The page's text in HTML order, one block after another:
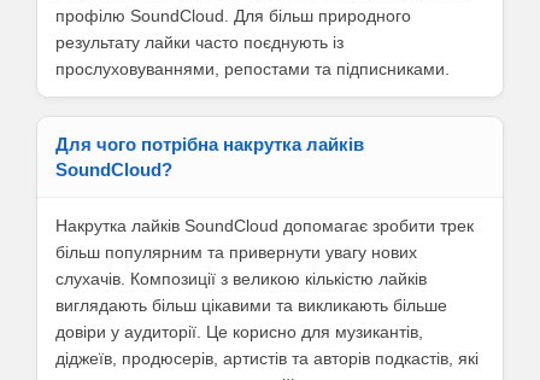
профілю SoundCloud. Для більш природного
результату лайки часто поєднують із
прослуховуваннями, репостами та підписниками.
Для чого потрібна накрутка лайків
SoundCloud?
Накрутка лайків SoundCloud допомагає зробити трек
більш популярним та привернути увагу нових
слухачів. Композиції з великою кількістю лайків
виглядають більш цікавими та викликають більше
довіри у аудиторії. Це корисно для музикантів,
діджеїв, продюсерів, артистів та авторів подкастів, які